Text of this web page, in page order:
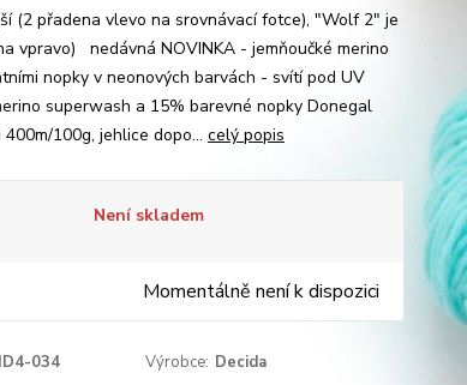
(2 přadena vlevo na srovnávací fotce), "Wolf 2" je
vpravo) nedávná NOVINKA - jemňoučké merino
nopky v neonových barvách - svítí pod UV
superwash a 15% barevné nopky Donegal
100g, jehlice dopo... celý popis
Není skladem
Momentálně není k dispozici
034 Výrobce: Decida